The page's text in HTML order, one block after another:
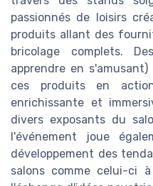
passionnés de loisirs
produits allant des
bricolage complets.
apprendre en
ces produits en
enrichissante et
divers exposants du
l'événement joue
développement des
salons comme celui-ci